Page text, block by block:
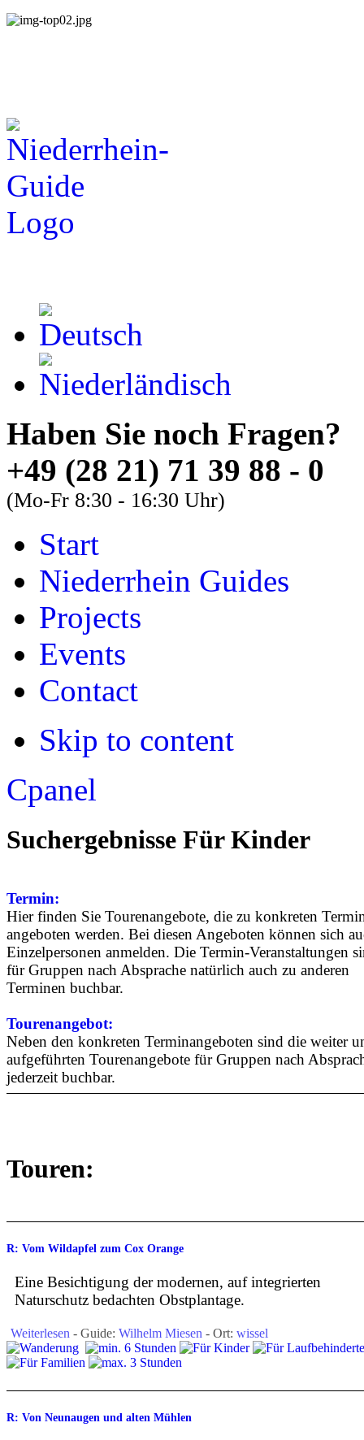
Haben Sie noch
+49 (28 21) 71 39 88 - 0
(Mo-Fr 8:30 - 16:30 Uhr)
Start
Niederrhein Guides
Projects
Events
Contact
Skip to content
Guides FAQs
Font Size
Increase font size
Decrease font size
Default font size
Cpanel
Suchergebnisse Für Kinder
Termin:
Hier finden Sie Tourenangebote, die zu konkreten
angeboten werden. Bei diesen Angeboten können sich
Einzelpersonen anmelden. Die Termin-Veranstaltungen
für Gruppen nach Absprache natürlich auch zu anderen
Terminen buchbar.
Tourenangebot:
Neben den konkreten Terminangeboten sind die weiter
aufgeführten Tourenangebote für Gruppen nach
jederzeit buchbar.
Touren:
R: Vom Wildapfel zum Cox Orange
Eine Besichtigung der modernen, auf integrierten
Naturschutz bedachten Obstplantage.
Weiterlesen - Guide: Wilhelm Miesen - Ort: wissel
R: Von Neunaugen und alten Mühlen